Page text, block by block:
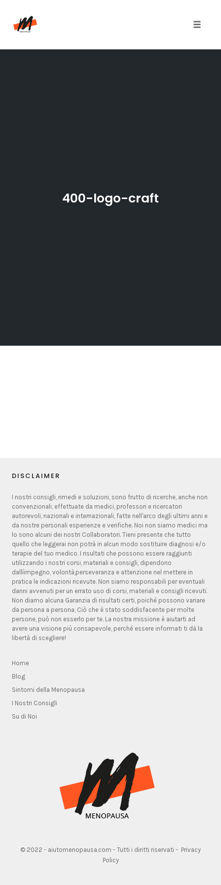
400-logo-craft
DISCLAIMER
I nostri consigli, rimedi e soluzioni, sono frutto di ricerche, anche non
convenzionali, effettuate da medici, professori e ricercatori
autorevoli, nazionali e internazionali, fatte nell'arco degli ultimi anni e
da nostre personali esperienze e verifiche. Noi non siamo medici ma
lo sono alcuni dei nostri Collaboratori. Tieni presente che tutto
quello che leggerai non potrà in alcun modo sostituire diagnosi e/o
terapie del tuo medico. I risultati che possono essere raggiunti
utilizzando i nostri corsi, materiali e consigli, dipendono
dallíimpegno, volontà,perseveranza e attenzione nel mettere in
pratica le indicazioni ricevute. Non siamo responsabili per eventuali
danni avvenuti per un errato uso di corsi, materiali e consigli ricevuti.
Non diamo alcuna Garanzia di risultati certi, poiché possono variare
da persona a persona, Ciò che è stato soddisfacente per molte
persone, può non esserlo per te. La nostra missione è aiutarti ad
avere una visione più consapevole, perché essere informati ti dà la
libertà di scegliere!
Home
Blog
Sintomi della Menopausa
I Nostri Consigli
Su di Noi
© 2022 - aiutomenopausa.com - Tutti i diritti riservati - Privacy
Policy